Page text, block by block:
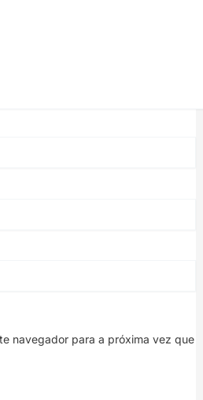
navegador para a próxima vez que